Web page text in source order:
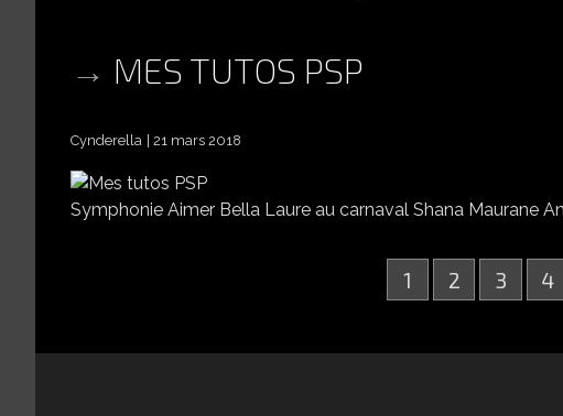
MES TUTOS PSP
Cynderella 21 mars 2018
Symphonie Aimer Bella Laure au carnaval Shana Maurane
1 2 3 4